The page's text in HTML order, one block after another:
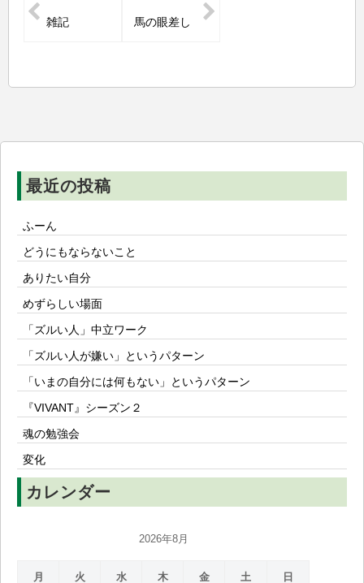
稿
ン
雑記 馬の眼差し
最近の投稿
ふーん
どうにもならないこと
ありたい自分
めずらしい場面
「ズルい人」中立ワーク
「ズルい人が嫌い」というパターン
「いまの自分には何もない」というパターン
『VIVANT』シーズン２
魂の勉強会
変化
カレンダー
2026年8月
月 火 水 木 金 土 日